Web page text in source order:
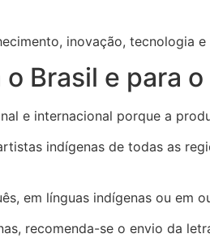
inovação, tecnologia
Brasil e para
e internacional porque a
indígenas de todas as
em línguas indígenas ou em
recomenda-se o envio da